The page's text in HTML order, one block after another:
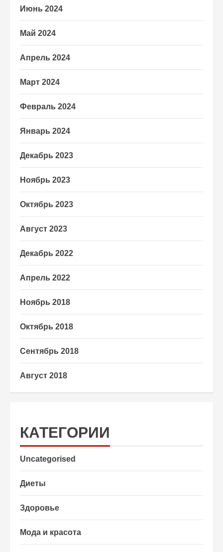
Июнь 2024
Май 2024
Апрель 2024
Март 2024
Февраль 2024
Январь 2024
Декабрь 2023
Ноябрь 2023
Октябрь 2023
Август 2023
Декабрь 2022
Апрель 2022
Ноябрь 2018
Октябрь 2018
Сентябрь 2018
Август 2018
КАТЕГОРИИ
Uncategorised
Диеты
Здоровье
Мода и красота